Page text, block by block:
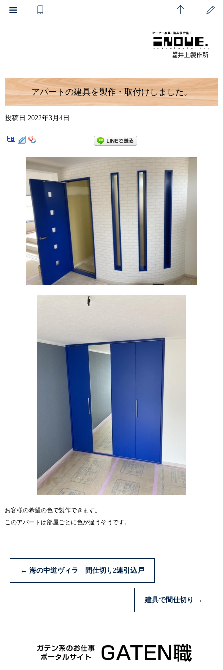
アパートの建具を製作・取付けしました。
投稿日 2022年3月4日
お客様の希望の色で製作できます。
このアパートは部屋ごとに色が違うそうです。
← 海の中道ヴィラ 間仕切り2連引込戸
建具で間仕切り →